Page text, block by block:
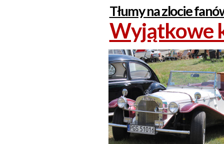
Tłumy na zlocie
Wyjątkowe